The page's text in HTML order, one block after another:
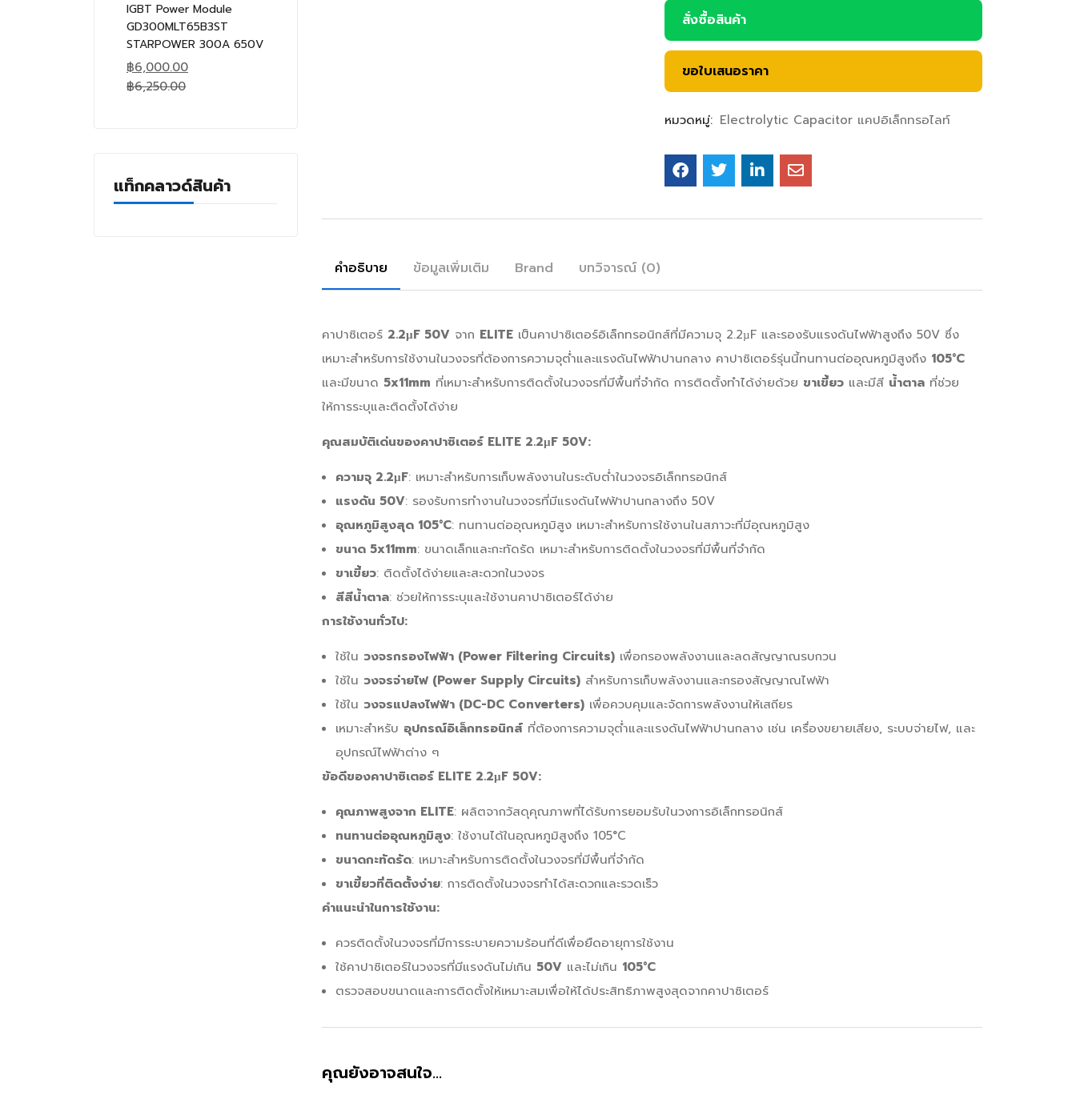
IGBT Power Module
GD300MLT65B3ST
STARPOWER 300A 650V
฿6,000.00
฿6,250.00
แท็กคลาวด์สินค้า
สั่งซื้อสินค้า
ขอใบเสนอราคา
หมวดหมู่: Electrolytic Capacitor แคปอิเล็กทรอไลท์
คำอธิบาย ข้อมูลเพิ่มเติม Brand บทวิจารณ์ (0)
คาปาซิเตอร์ 2.2µF 50V จาก ELITE เป็นคาปาซิเตอร์อิเล็กทรอนิกส์ที่มีความจุ 2.2µF และรองรับแรงดันไฟฟ้าสูงถึง 50V ซึ่ง
เหมาะสำหรับการใช้งานในวงจรที่ต้องการความจุต่ำและแรงดันไฟฟ้าปานกลาง คาปาซิเตอร์รุ่นนี้ทนทานต่ออุณหภูมิสูงถึง 105°C
และมีขนาด 5x11mm ที่เหมาะสำหรับการติดตั้งในวงจรที่มีพื้นที่จำกัด การติดตั้งทำได้ง่ายด้วย ขาเขี้ยว และมีสี น้ำตาล ที่ช่วย
ให้การระบุและติดตั้งได้ง่าย
คุณสมบัติเด่นของคาปาซิเตอร์ ELITE 2.2µF 50V:
ความจุ 2.2µF: เหมาะสำหรับการเก็บพลังงานในระดับต่ำในวงจรอิเล็กทรอนิกส์
แรงดัน 50V: รองรับการทำงานในวงจรที่มีแรงดันไฟฟ้าปานกลางถึง 50V
อุณหภูมิสูงสุด 105°C: ทนทานต่ออุณหภูมิสูง เหมาะสำหรับการใช้งานในสภาวะที่มีอุณหภูมิสูง
ขนาด 5x11mm: ขนาดเล็กและกะทัดรัด เหมาะสำหรับการติดตั้งในวงจรที่มีพื้นที่จำกัด
ขาเขี้ยว: ติดตั้งได้ง่ายและสะดวกในวงจร
สีสีน้ำตาล: ช่วยให้การระบุและใช้งานคาปาซิเตอร์ได้ง่าย
การใช้งานทั่วไป:
ใช้ใน วงจรกรองไฟฟ้า (Power Filtering Circuits) เพื่อกรองพลังงานและลดสัญญาณรบกวน
ใช้ใน วงจรจ่ายไฟ (Power Supply Circuits) สำหรับการเก็บพลังงานและกรองสัญญาณไฟฟ้า
ใช้ใน วงจรแปลงไฟฟ้า (DC-DC Converters) เพื่อควบคุมและจัดการพลังงานให้เสถียร
เหมาะสำหรับ อุปกรณ์อิเล็กทรอนิกส์ ที่ต้องการความจุต่ำและแรงดันไฟฟ้าปานกลาง เช่น เครื่องขยายเสียง, ระบบจ่ายไฟ, และ
อุปกรณ์ไฟฟ้าต่าง ๆ
ข้อดีของคาปาซิเตอร์ ELITE 2.2µF 50V:
คุณภาพสูงจาก ELITE: ผลิตจากวัสดุคุณภาพที่ได้รับการยอมรับในวงการอิเล็กทรอนิกส์
ทนทานต่ออุณหภูมิสูง: ใช้งานได้ในอุณหภูมิสูงถึง 105°C
ขนาดกะทัดรัด: เหมาะสำหรับการติดตั้งในวงจรที่มีพื้นที่จำกัด
ขาเขี้ยวที่ติดตั้งง่าย: การติดตั้งในวงจรทำได้สะดวกและรวดเร็ว
คำแนะนำในการใช้งาน:
ควรติดตั้งในวงจรที่มีการระบายความร้อนที่ดีเพื่อยืดอายุการใช้งาน
ใช้คาปาซิเตอร์ในวงจรที่มีแรงดันไม่เกิน 50V และไม่เกิน 105°C
ตรวจสอบขนาดและการติดตั้งให้เหมาะสมเพื่อให้ได้ประสิทธิภาพสูงสุดจากคาปาซิเตอร์
คุณยังอาจสนใจ…